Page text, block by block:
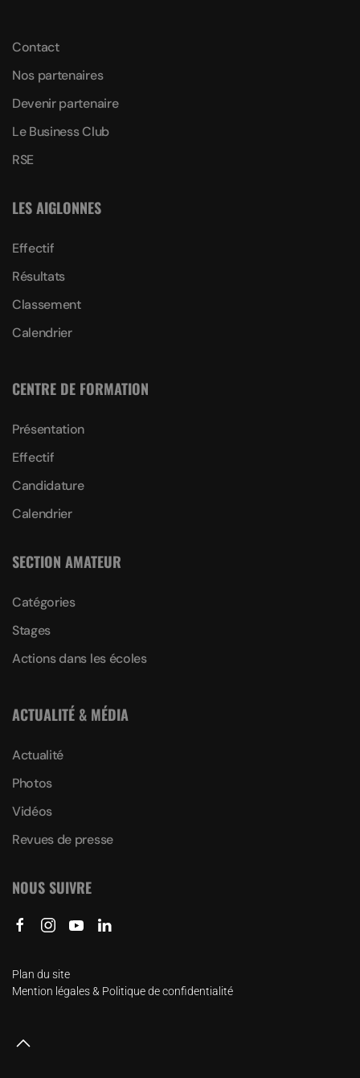
Contact
Nos partenaires
Devenir partenaire
Le Business Club
RSE
LES AIGLONNES
Effectif
Résultats
Classement
Calendrier
CENTRE DE FORMATION
Présentation
Effectif
Candidature
Calendrier
SECTION AMATEUR
Catégories
Stages
Actions dans les écoles
ACTUALITÉ & MÉDIA
Actualité
Photos
Vidéos
Revues de presse
NOUS SUIVRE
Plan du site
Mention légales & Politique de confidentialité